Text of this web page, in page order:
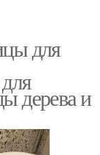
для
дерева и